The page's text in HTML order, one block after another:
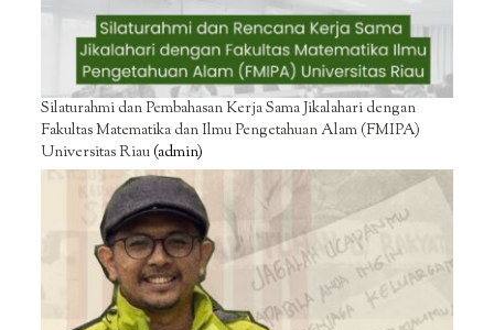
Silaturahmi dan Pembahasan Kerja Sama Jikalahari dengan
Fakultas Matematika dan Ilmu Pengetahuan Alam (FMIPA)
Universitas Riau(admin)